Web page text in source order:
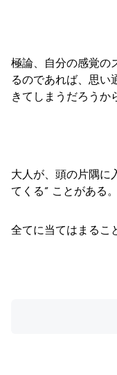
極論、自分の感覚の
るのであれば、思い
きてしまうだろうか
大人が、頭の片隅に
てくる” ことがある。
全てに当てはまるこ